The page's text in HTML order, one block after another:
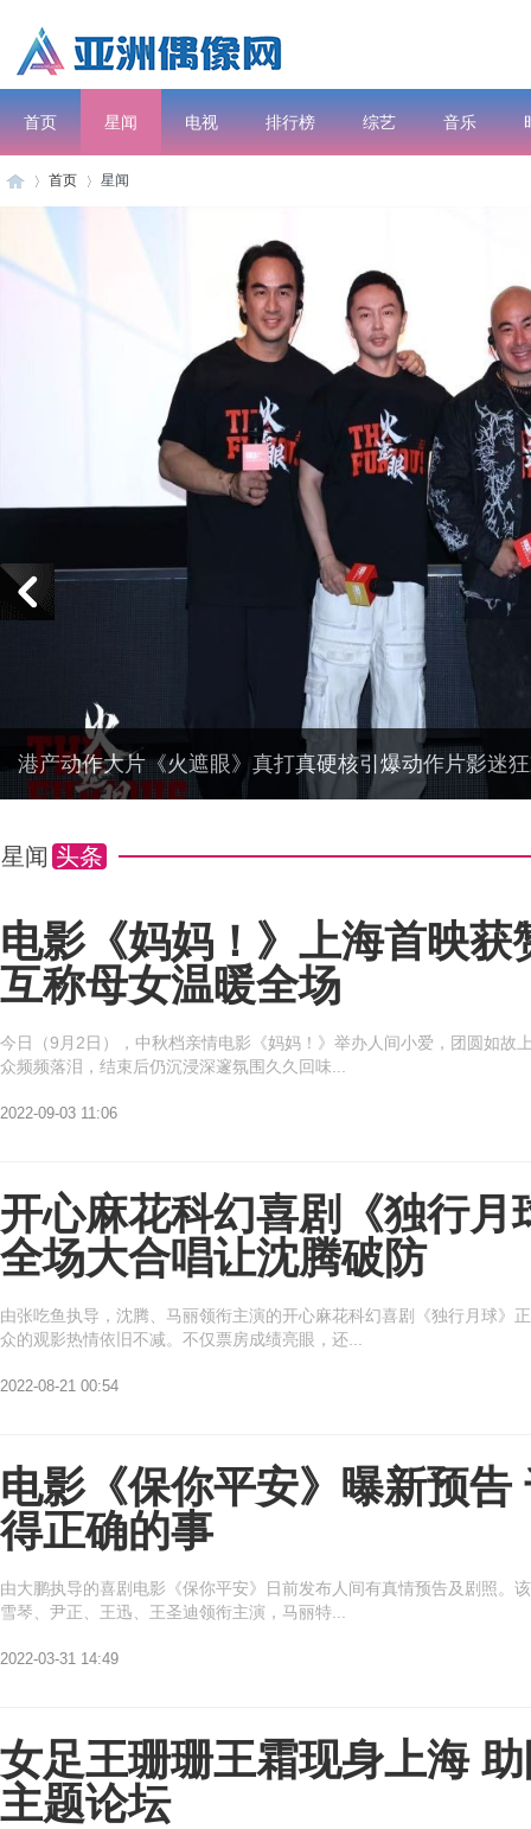
首页 星闻
电影
电视 排行榜 综艺 音乐
co
n
亚
洲
›
首页 星闻
港产动作大片《火遮眼》真打真硬核引爆动作片影迷
星闻 头条
电影《妈妈！》上海首映
互称母女温暖全场
今日（9月2日），中秋档亲情电影《妈妈！》举办人间小爱，团圆如
众频频落泪，结束后仍沉浸深邃氛围久久回味...
2022-09-03 11:06
开心麻花科幻喜剧《独行
全场大合唱让沈腾破防
由张吃鱼执导，沈腾、马丽领衔主演的开心麻花科幻喜剧《独行月球》
众的观影热情依旧不减。不仅票房成绩亮眼，还...
2022-08-21 00:54
电影《保你平安》曝新预
得正确的事
由大鹏执导的喜剧电影《保你平安》日前发布人间有真情预告及剧照。
雪琴、尹正、王迅、王圣迪领衔主演，马丽特...
2022-03-31 14:49
女足王珊珊王霜现身上海
主题论坛